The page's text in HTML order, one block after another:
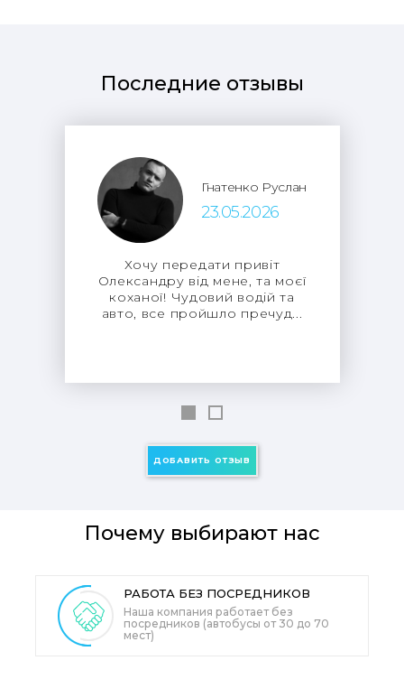
Последние отзывы
Гнатенко Руслан
23.05.2026
Хочу передати привіт
Олександру від мене, та моєї
коханої! Чудовий водій та
авто, все пройшло пречуд...
ДОБАВИТЬ ОТЗЫВ
Почему выбирают нас
РАБОТА БЕЗ ПОСРЕДНИКОВ
Наша компания работает без
посредников (автобусы от 30 до 70
мест)